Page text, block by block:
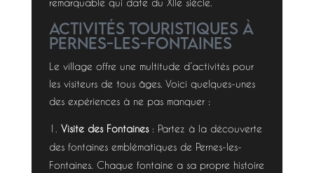
remarquable qui date du XIIe siècle.
Activités Touristiques à
Pernes-les-Fontaines
Le village offre une multitude d’activités pour
les visiteurs de tous âges. Voici quelques-unes
des expériences à ne pas manquer :
Visite des Fontaines: Partez à la découverte
des fontaines emblématiques de Pernes-les-
Fontaines. Chaque fontaine a sa propre histoire